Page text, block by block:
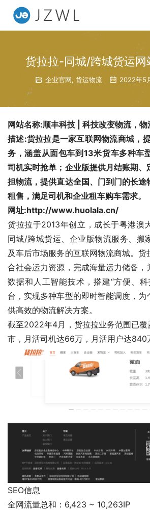
货拉拉-同城/跨城货运网
企业官网, 货运物流 2022年5
网站名称:顺丰科技 | 科技改变物流，
描述:货拉拉是一家互联网物流商城，
务，涵盖从面包车到13米货车多种车
司机实时抢单；企业版提供月结账期、
担物流，提供直达全国、门到门的长途
租售，满足司机和企业租车购车需求。
网址:http://www.huolala.cn/
货拉拉于2013年创立，成长于粤港澳
同城/跨城货运、企业版物流服务、搬
及车后市场服务的互联网物流商城。
合社会运力资源，完成海量运力储备，
数据和人工智能技术，搭建“方便、
台，实现多种车型的即时智能调度，为
供高效的物流解决方案。
截至2022年4月，货拉拉业务范围已
市，月活司机达66万，月活用户达840
SEO信息
全网流量总和：6,423 ~ 10,263IP